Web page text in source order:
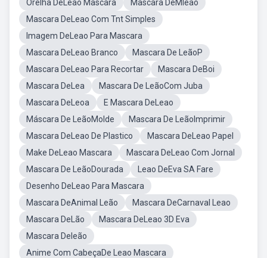
Orelha DeLeao Mascara
Mascara DeMleao
Mascara DeLeao Com Tnt Simples
Imagem DeLeao Para Mascara
Mascara DeLeao Branco
Mascara De LeãoP
Mascara DeLeao Para Recortar
Mascara DeBoi
Mascara DeLea
Mascara De LeãoCom Juba
Mascara DeLeoa
E Mascara DeLeao
Máscara De LeãoMolde
Mascara De LeãoImprimir
Mascara DeLeao De Plastico
Mascara DeLeao Papel
Make DeLeao Mascara
Mascara DeLeao Com Jornal
Mascara De LeãoDourada
Leao DeEva SA Fare
Desenho DeLeao Para Mascara
Mascara DeAnimal Leão
Mascara DeCarnaval Leao
Mascara DeLão
Mascara DeLeao 3D Eva
Mascara DeIeão
Anime Com CabeçaDe Leao Mascara